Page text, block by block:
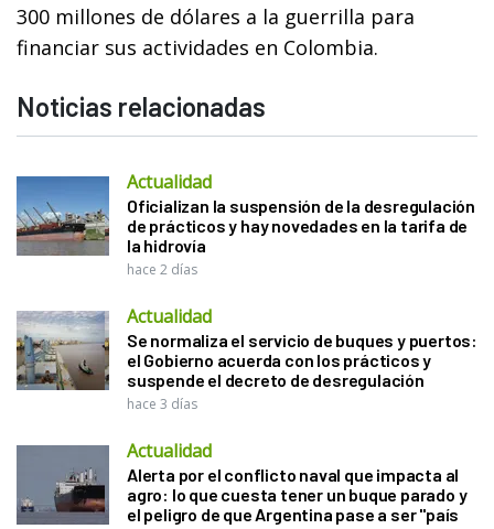
300 millones de dólares a la guerrilla para
financiar sus actividades en Colombia.
Noticias relacionadas
Actualidad
Oficializan la suspensión de la desregulación
de prácticos y hay novedades en la tarifa de
la hidrovía
hace 2 días
Actualidad
Se normaliza el servicio de buques y puertos:
el Gobierno acuerda con los prácticos y
suspende el decreto de desregulación
hace 3 días
Actualidad
Alerta por el conflicto naval que impacta al
agro: lo que cuesta tener un buque parado y
el peligro de que Argentina pase a ser "país